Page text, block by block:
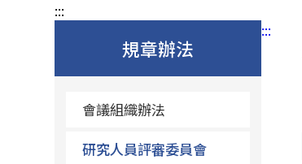
:::
規章辦法
會議組織辦法
研究人員評審委員會
:::